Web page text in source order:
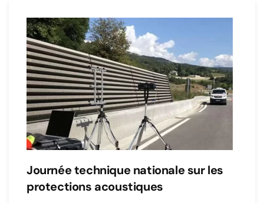
Journée technique nationale sur les
protections acoustiques